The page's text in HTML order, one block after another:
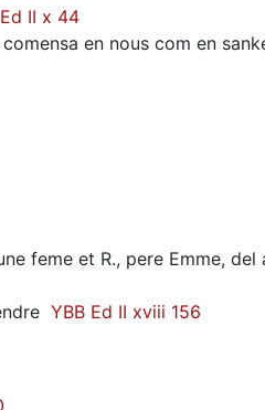
II x 44
en nous com en
feme et R., pere Emme, del
YBB Ed II xviii 156